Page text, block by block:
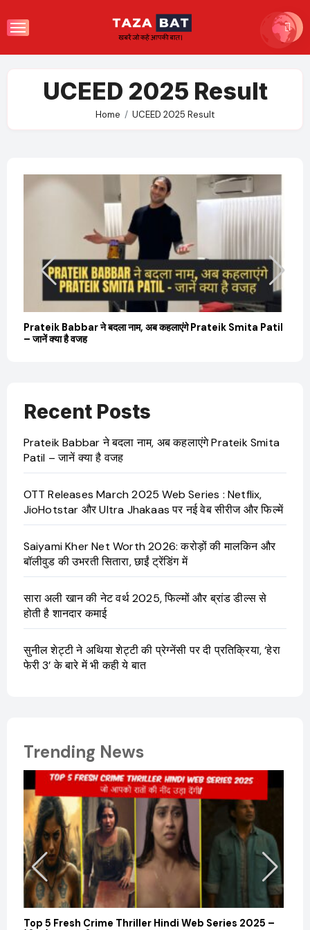
to
UCEED 2025 Result
Home UCEED 2025 Result
Prateik Babbar ने बदला नाम, अब कहलाएंगे Prateik Smita Patil
– जानें क्या है वजह
Recent Posts
Prateik Babbar ने बदला नाम, अब कहलाएंगे Prateik Smita
Patil – जानें क्या है वजह
OTT Releases March 2025 Web Series : Netflix,
JioHotstar और Ultra Jhakaas पर नई वेब सीरीज और फिल्में
Saiyami Kher Net Worth 2026: करोड़ों की मालकिन और
बॉलीवुड की उभरती सितारा, छाईं ट्रेंडिंग में
सारा अली खान की नेट वर्थ 2025, फिल्मों और ब्रांड डील्स से
होती है शानदार कमाई
सुनील शेट्टी ने अथिया शेट्टी की प्रेग्नेंसी पर दी प्रतिक्रिया, ‘हेरा
फेरी 3’ के बारे में भी कही ये बात
Trending News
Top 5 Fresh Crime Thriller Hindi Web Series 2025 –